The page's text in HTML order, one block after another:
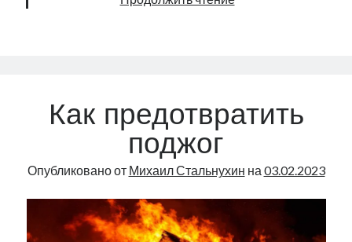
Как предотвратить
поджог
Опубликовано от Михаил Стальнухин на 03.02.2023